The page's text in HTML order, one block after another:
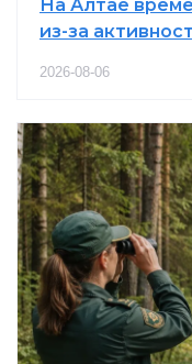
На Алтае
из-за
2026-08-06